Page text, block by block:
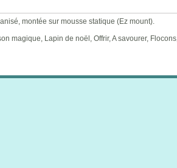
montée sur mousse statique (Ez mount).
magique, Lapin de noël, Offrir, A savourer, Flocons,